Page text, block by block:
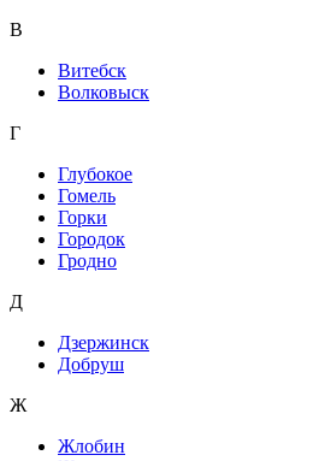
В
Витебск
Волковыск
Г
Глубокое
Гомель
Горки
Городок
Гродно
Д
Дзержинск
Добруш
Ж
Жлобин